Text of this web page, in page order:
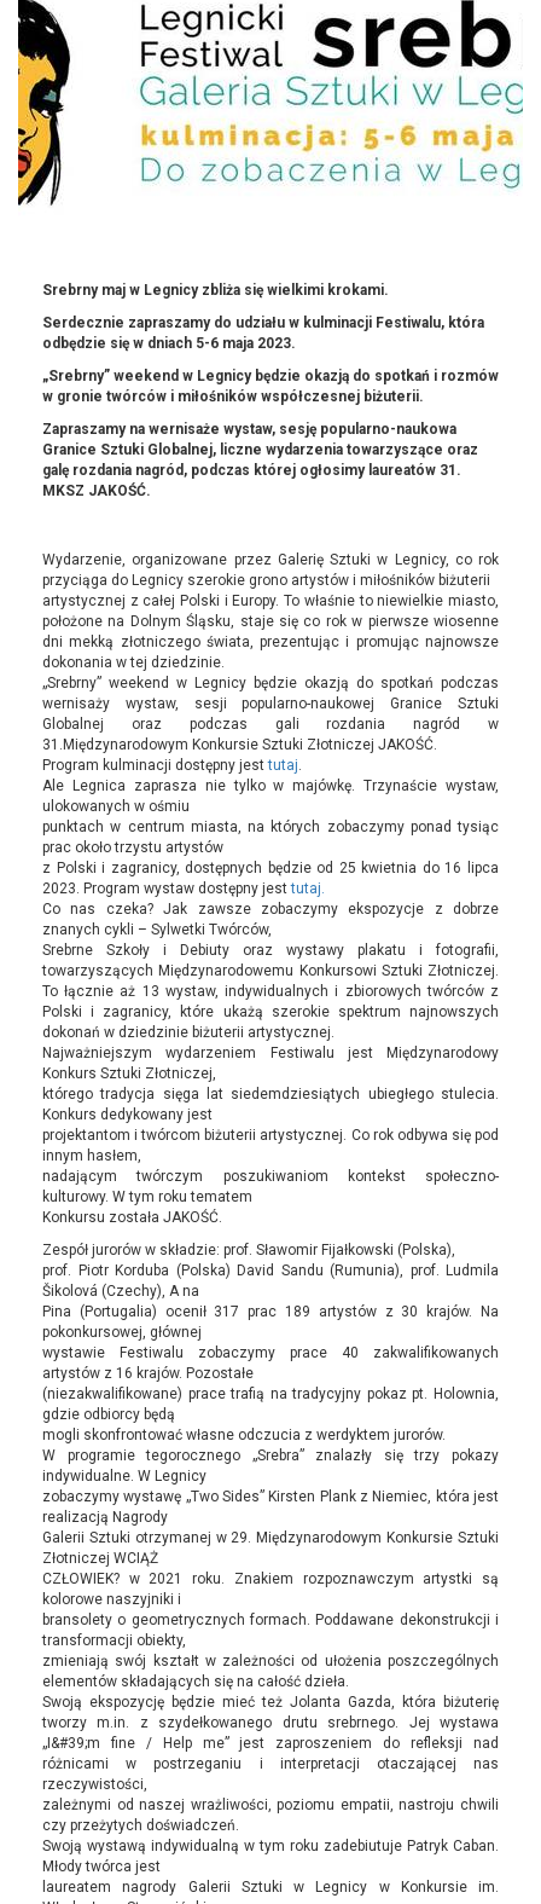
Srebrny maj w Legnicy zbliża się wielkimi krokami.
Serdecznie zapraszamy do udziału w kulminacji Festiwalu, która
odbędzie się w dniach 5-6 maja 2023.
„Srebrny” weekend w Legnicy będzie okazją do spotkań i rozmów
w gronie twórców i miłośników współczesnej biżuterii.
Zapraszamy na wernisaże wystaw, sesję popularno-naukowa
Granice Sztuki Globalnej, liczne wydarzenia towarzyszące oraz
galę rozdania nagród, podczas której ogłosimy laureatów 31.
MKSZ JAKOŚĆ.
Wydarzenie, organizowane przez Galerię Sztuki w Legnicy, co rok
przyciąga do Legnicy szerokie grono artystów i miłośników biżuterii
artystycznej z całej Polski i Europy. To właśnie to niewielkie miasto,
położone na Dolnym Śląsku, staje się co rok w pierwsze wiosenne
dni mekką złotniczego świata, prezentując i promując najnowsze
dokonania w tej dziedzinie.
„Srebrny” weekend w Legnicy będzie okazją do spotkań podczas
wernisaży wystaw, sesji popularno-naukowej Granice Sztuki
Globalnej oraz podczas gali rozdania nagród w
31.Międzynarodowym Konkursie Sztuki Złotniczej JAKOŚĆ.
Program kulminacji dostępny jesttutaj.
Ale Legnica zaprasza nie tylko w majówkę. Trzynaście wystaw,
ulokowanych w ośmiu
punktach w centrum miasta, na których zobaczymy ponad tysiąc
prac około trzystu artystów
z Polski i zagranicy, dostępnych będzie od 25 kwietnia do 16 lipca
2023. Program wystaw dostępny jesttutaj.
Co nas czeka? Jak zawsze zobaczymy ekspozycje z dobrze
znanych cykli – Sylwetki Twórców,
Srebrne Szkoły i Debiuty oraz wystawy plakatu i fotografii,
towarzyszących Międzynarodowemu Konkursowi Sztuki Złotniczej.
To łącznie aż 13 wystaw, indywidualnych i zbiorowych twórców z
Polski i zagranicy, które ukażą szerokie spektrum najnowszych
dokonań w dziedzinie biżuterii artystycznej.
Najważniejszym wydarzeniem Festiwalu jest Międzynarodowy
Konkurs Sztuki Złotniczej,
którego tradycja sięga lat siedemdziesiątych ubiegłego stulecia.
Konkurs dedykowany jest
projektantom i twórcom biżuterii artystycznej. Co rok odbywa się pod
innym hasłem,
nadającym twórczym poszukiwaniom kontekst społeczno-
kulturowy. W tym roku tematem
Konkursu została JAKOŚĆ.
Zespół jurorów w składzie: prof. Sławomir Fijałkowski (Polska),
prof. Piotr Korduba (Polska) David Sandu (Rumunia), prof. Ludmila
Šikolová (Czechy), A na
Pina (Portugalia) ocenił 317 prac 189 artystów z 30 krajów. Na
pokonkursowej, głównej
wystawie Festiwalu zobaczymy prace 40 zakwalifikowanych
artystów z 16 krajów. Pozostałe
(niezakwalifikowane) prace trafią na tradycyjny pokaz pt. Holownia,
gdzie odbiorcy będą
mogli skonfrontować własne odczucia z werdyktem jurorów.
W programie tegorocznego „Srebra” znalazły się trzy pokazy
indywidualne. W Legnicy
zobaczymy wystawę „Two Sides” Kirsten Plank z Niemiec, która jest
realizacją Nagrody
Galerii Sztuki otrzymanej w 29. Międzynarodowym Konkursie Sztuki
Złotniczej WCIĄŻ
CZŁOWIEK? w 2021 roku. Znakiem rozpoznawczym artystki są
kolorowe naszyjniki i
bransolety o geometrycznych formach. Poddawane dekonstrukcji i
transformacji obiekty,
zmieniają swój kształt w zależności od ułożenia poszczególnych
elementów składających się na całość dzieła.
Swoją ekspozycję będzie mieć też Jolanta Gazda, która biżuterię
tworzy m.in. z szydełkowanego drutu srebrnego. Jej wystawa
„I&#39;m fine / Help me” jest zaproszeniem do refleksji nad
różnicami w postrzeganiu i interpretacji otaczającej nas
rzeczywistości,
zależnymi od naszej wrażliwości, poziomu empatii, nastroju chwili
czy przeżytych doświadczeń.
Swoją wystawą indywidualną w tym roku zadebiutuje Patryk Caban.
Młody twórca jest
laureatem nagrody Galerii Sztuki w Legnicy w Konkursie im.